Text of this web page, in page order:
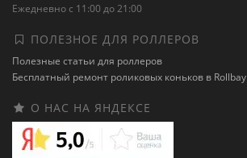
Ежедневно с 11:00 до 21:00
ПОЛЕЗНОЕ ДЛЯ РОЛЛЕРОВ
Полезные статьи для роллеров
Бесплатный ремонт роликовых коньков в Rollbay
О НАС НА ЯНДЕКСЕ